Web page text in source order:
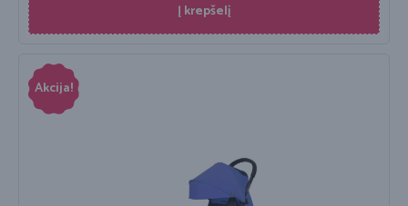
Į krepšelį
Akcija!